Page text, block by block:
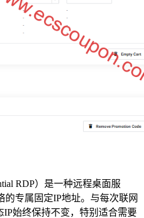
RDP）是一种远程桌面服
专属固定IP地址。与每次联网
始终保持不变，特别适合需要